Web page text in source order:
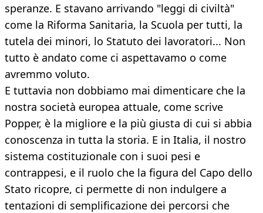
speranze. E stavano arrivando "leggi di civiltà"
come la Riforma Sanitaria, la Scuola per tutti, la
tutela dei minori, lo Statuto dei lavoratori... Non
tutto è andato come ci aspettavamo o come
avremmo voluto.
E tuttavia non dobbiamo mai dimenticare che la
nostra società europea attuale, come scrive
Popper, è la migliore e la più giusta di cui si abbia
conoscenza in tutta la storia. E in Italia, il nostro
sistema costituzionale con i suoi pesi e
contrappesi, e il ruolo che la figura del Capo dello
Stato ricopre, ci permette di non indulgere a
tentazioni di semplificazione dei percorsi che